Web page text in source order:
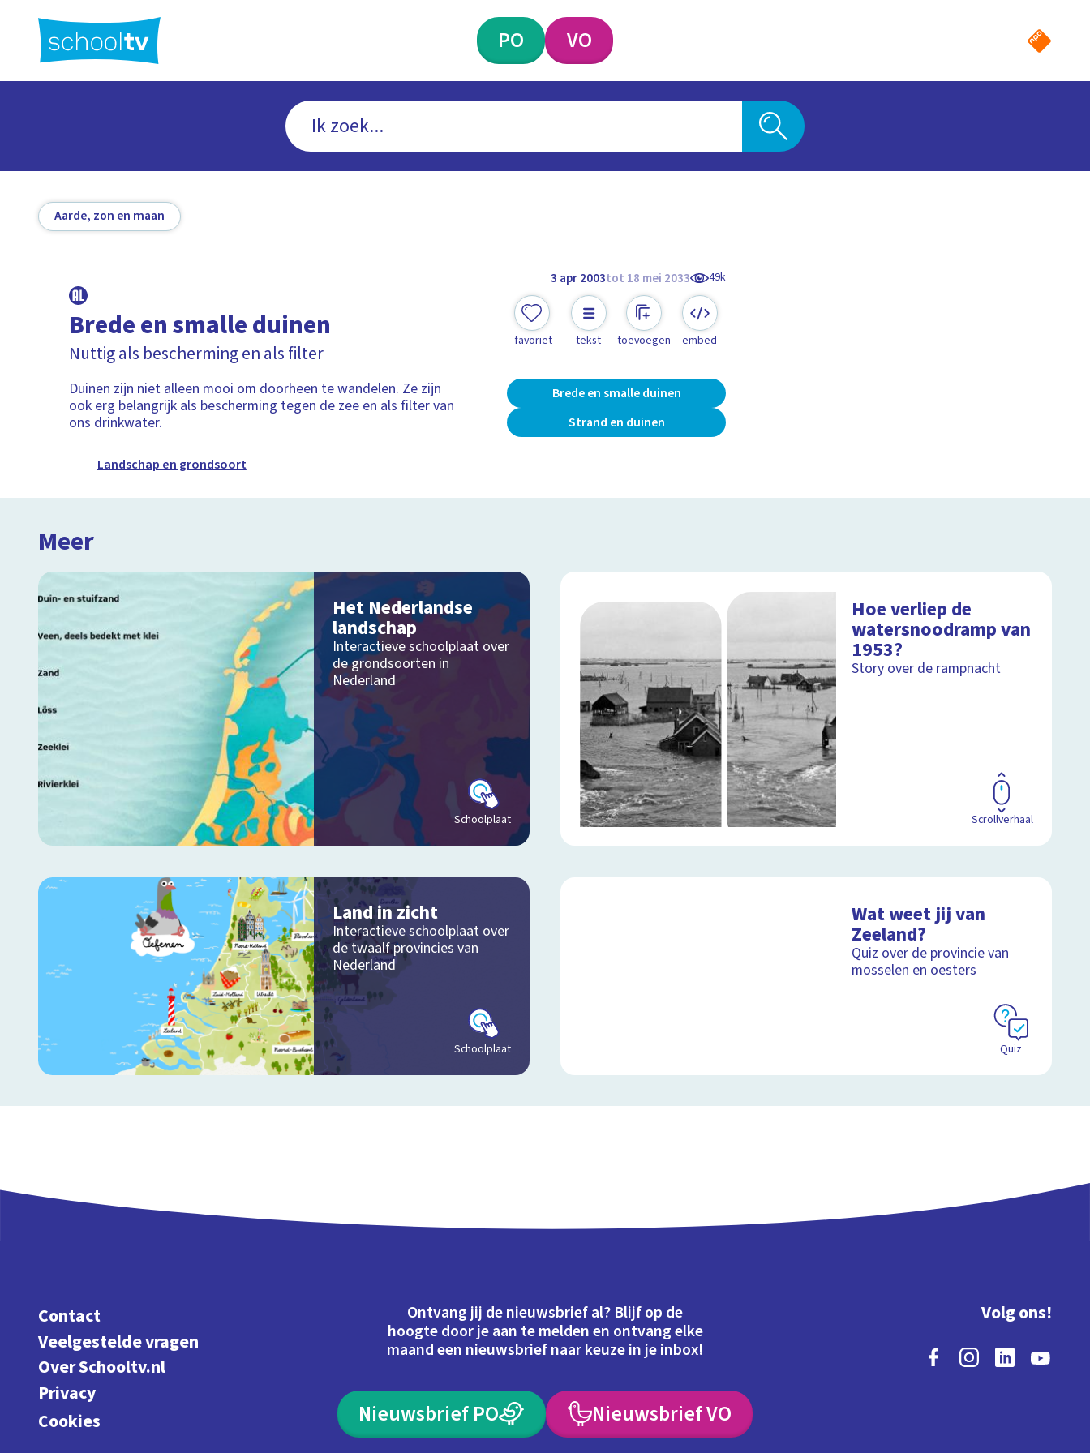
hoofdinhoud
PO VO
Aarde, zon en maan
3 apr 2003tot 18 mei 2033 49k
Brede en smalle duinen
Nuttig als bescherming en als filter
Duinen zijn niet alleen mooi om doorheen te wandelen. Ze zijn
ook erg belangrijk als bescherming tegen de zee en als filter van
ons drinkwater.
Landschap en grondsoort
favoriet tekst toevoegen embed
Brede en smalle duinen
Strand en duinen
Meer
Het Nederlandse
landschap
Interactieve schoolplaat over
de grondsoorten in
Nederland
Schoolplaat
Hoe verliep de
watersnoodramp van
1953?
Story over de rampnacht
Scrollverhaal
Land in zicht
Interactieve schoolplaat over
de twaalf provincies van
Nederland
Schoolplaat
Wat weet jij van
Zeeland?
Quiz over de provincie van
mosselen en oesters
Quiz
Contact
Veelgestelde vragen
Over Schooltv.nl
Privacy
Cookies
Ontvang jij de nieuwsbrief al? Blijf op de
hoogte door je aan te melden en ontvang elke
maand een nieuwsbrief naar keuze in je inbox!
Nieuwsbrief PO Nieuwsbrief VO
Volg ons!